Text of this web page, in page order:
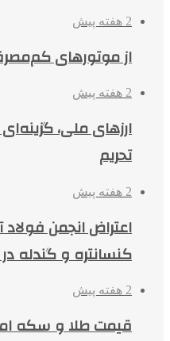
2 هفته پیش
از موتورهای
2 هفته پیش
ارزهای ملی،
تحریم
2 هفته پیش
اعتراض انجمن
کنسانتره و گندله
2 هفته پیش
قیمت طلا و سکه